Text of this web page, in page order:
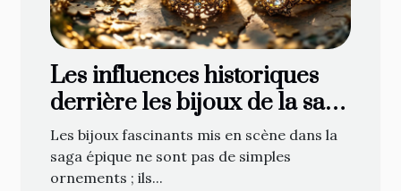
Les influences historiques
derrière les bijoux de la saga
épique
Les bijoux fascinants mis en scène dans la
saga épique ne sont pas de simples
ornements ; ils...